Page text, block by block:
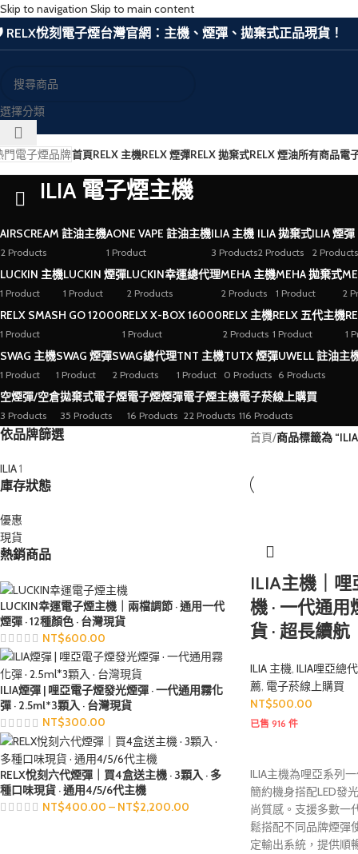
Skip to navigation Skip to main content
RELX悅刻電子煙台灣官網：主機、煙彈、拋棄式正品現貨！
選擇分類
門電子煙品牌首頁RELX 主機RELX 煙彈RELX 拋棄式RELX 煙油所有商品電
ILIA 電子煙主機
AIRSCREAM 註油主機
2 Products
AONE VAPE 註油主機
1 Product
ILIA 主機
3 Products
ILIA 拋棄式
2 Products
ILIA 煙彈
2 Products
LUCKIN 主機
1 Product
LUCKIN 煙彈
1 Product
LUCKIN幸運總代理
2 Products
MEHA 主機
2 Products
MEHA 拋棄式
1 Product 2
RELX SMASH GO 12000
1 Product
RELX X-BOX 16000
1 Product
RELX 主機
2 Products
RELX 五代主機
1 Product 1
SWAG 主機
1 Product
SWAG 煙彈
1 Product
SWAG總代理
2 Products
TNT 主機
1 Product
TUTX 煙彈
0 Products
UWELL 註油主
6 Products
空煙彈/空倉
3 Products
拋棄式電子煙
35 Products
電子煙煙彈
16 Products
電子煙主機
22 Products
電子菸線上購買
116 Products
依品牌篩選
ILIA1
庫存狀態
優惠
現貨
熱銷商品
LUCKIN幸運電子煙主機｜兩檔調節 · 通用一代
煙彈 · 12種顏色 · 台灣現貨
NT$600.00
ILIA煙彈 | 哩亞電子煙發光煙彈 · 一代通用霧化
彈 · 2.5ml*3顆入 · 台灣現貨
NT$300.00
RELX悅刻六代煙彈｜買4盒送主機 · 3顆入 · 多
種口味現貨 · 通用4/5/6代主機
NT$400.00 – NT$2,200.00
首頁/商品標籤為
ILIA主機｜
機 · 一代通用
貨 · 超長續航
ILIA 主機, ILIA哩亞總
薦, 電子菸線上購買
NT$500.00
已售 916 件
ILIA主機為哩亞系列
簡約機身搭配LED發
尚質感。支援多數一
鬆搭配不同品牌煙彈
定輸出系統，提供順